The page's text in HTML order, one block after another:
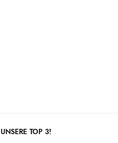
UNSERE TOP 3!